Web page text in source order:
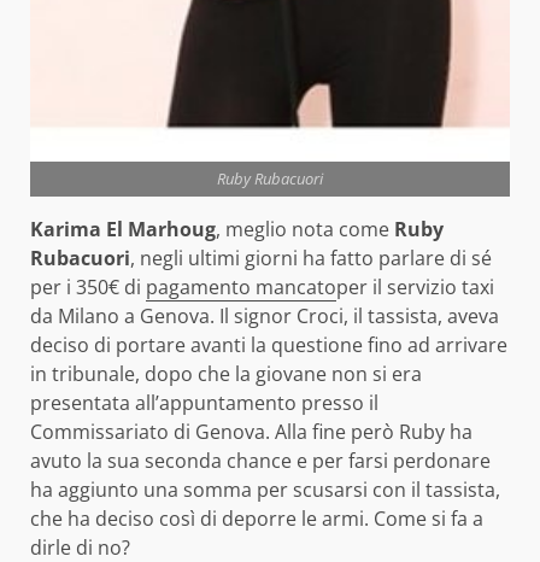
Ruby Rubacuori
Karima El Marhoug, meglio nota come Ruby
Rubacuori, negli ultimi giorni ha fatto parlare di sé
per i 350€ di pagamento mancatoper il servizio taxi
da Milano a Genova. Il signor Croci, il tassista, aveva
deciso di portare avanti la questione fino ad arrivare
in tribunale, dopo che la giovane non si era
presentata all’appuntamento presso il
Commissariato di Genova. Alla fine però Ruby ha
avuto la sua seconda chance e per farsi perdonare
ha aggiunto una somma per scusarsi con il tassista,
che ha deciso così di deporre le armi. Come si fa a
dirle di no?